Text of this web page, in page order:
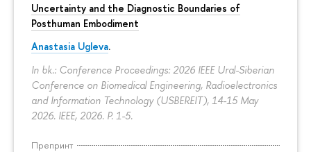
Uncertainty and the Diagnostic Boundaries of
Posthuman Embodiment
Anastasia Ugleva.
In bk.: Conference Proceedings: 2026 IEEE Ural-Siberian
Conference on Biomedical Engineering, Radioelectronics
and Information Technology (USBEREIT), 14-15 May
2026. IEEE, 2026. P. 1-5.
Препринт